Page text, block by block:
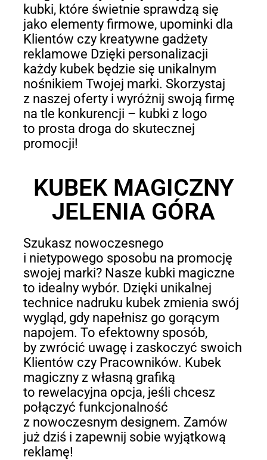
kubki, które świetnie sprawdzą się
jako elementy firmowe, upominki dla
Klientów czy kreatywne gadżety
reklamowe Dzięki personalizacji
każdy kubek będzie się unikalnym
nośnikiem Twojej marki. Skorzystaj
z naszej oferty i wyróżnij swoją firmę
na tle konkurencji – kubki z logo
to prosta droga do skutecznej
promocji!
KUBEK MAGICZNY
JELENIA GÓRA
Szukasz nowoczesnego
i nietypowego sposobu na promocję
swojej marki? Nasze kubki magiczne
to idealny wybór. Dzięki unikalnej
technice nadruku kubek zmienia swój
wygląd, gdy napełnisz go gorącym
napojem. To efektowny sposób,
by zwrócić uwagę i zaskoczyć swoich
Klientów czy Pracowników. Kubek
magiczny z własną grafiką
to rewelacyjna opcja, jeśli chcesz
połączyć funkcjonalność
z nowoczesnym designem. Zamów
już dziś i zapewnij sobie wyjątkową
reklamę!